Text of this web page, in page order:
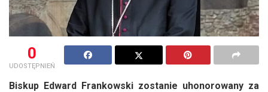
0
UDOSTĘPNIEŃ
Biskup Edward Frankowski zostanie uhonorowany za